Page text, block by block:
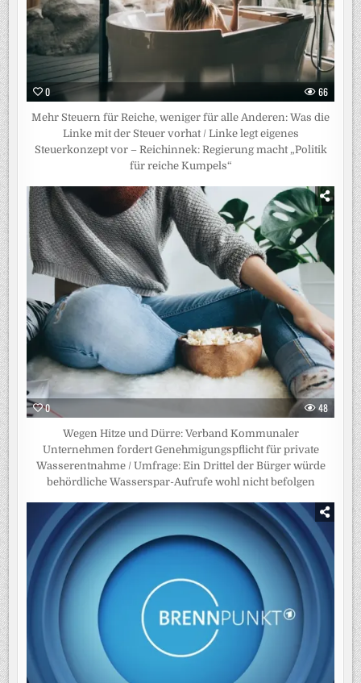
0 66
Mehr Steuern für Reiche, weniger für alle Anderen: Was die
Linke mit der Steuer vorhat / Linke legt eigenes
Steuerkonzept vor – Reichinnek: Regierung macht „Politik
für reiche Kumpels“
0 48
Wegen Hitze und Dürre: Verband Kommunaler
Unternehmen fordert Genehmigungspflicht für private
Wasserentnahme / Umfrage: Ein Drittel der Bürger würde
behördliche Wasserspar-Aufrufe wohl nicht befolgen